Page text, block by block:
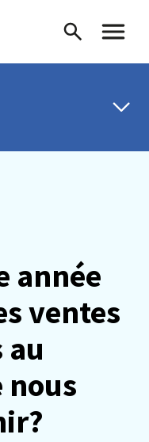
Recherche
Menu
année
ventes
nous